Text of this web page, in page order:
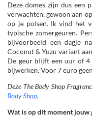
Deze domes zijn dus een
verwachten, gewoon aan
op je polsen. Ik vind het
typische zomergeuren.
bijvoorbeeld een dagje
Coconut & Yuzu variant
De geur blijft een uur of 4
bijwerken. Voor 7 euro
Deze The Body Shop
Body Shop.
Wat is op dit moment jouw